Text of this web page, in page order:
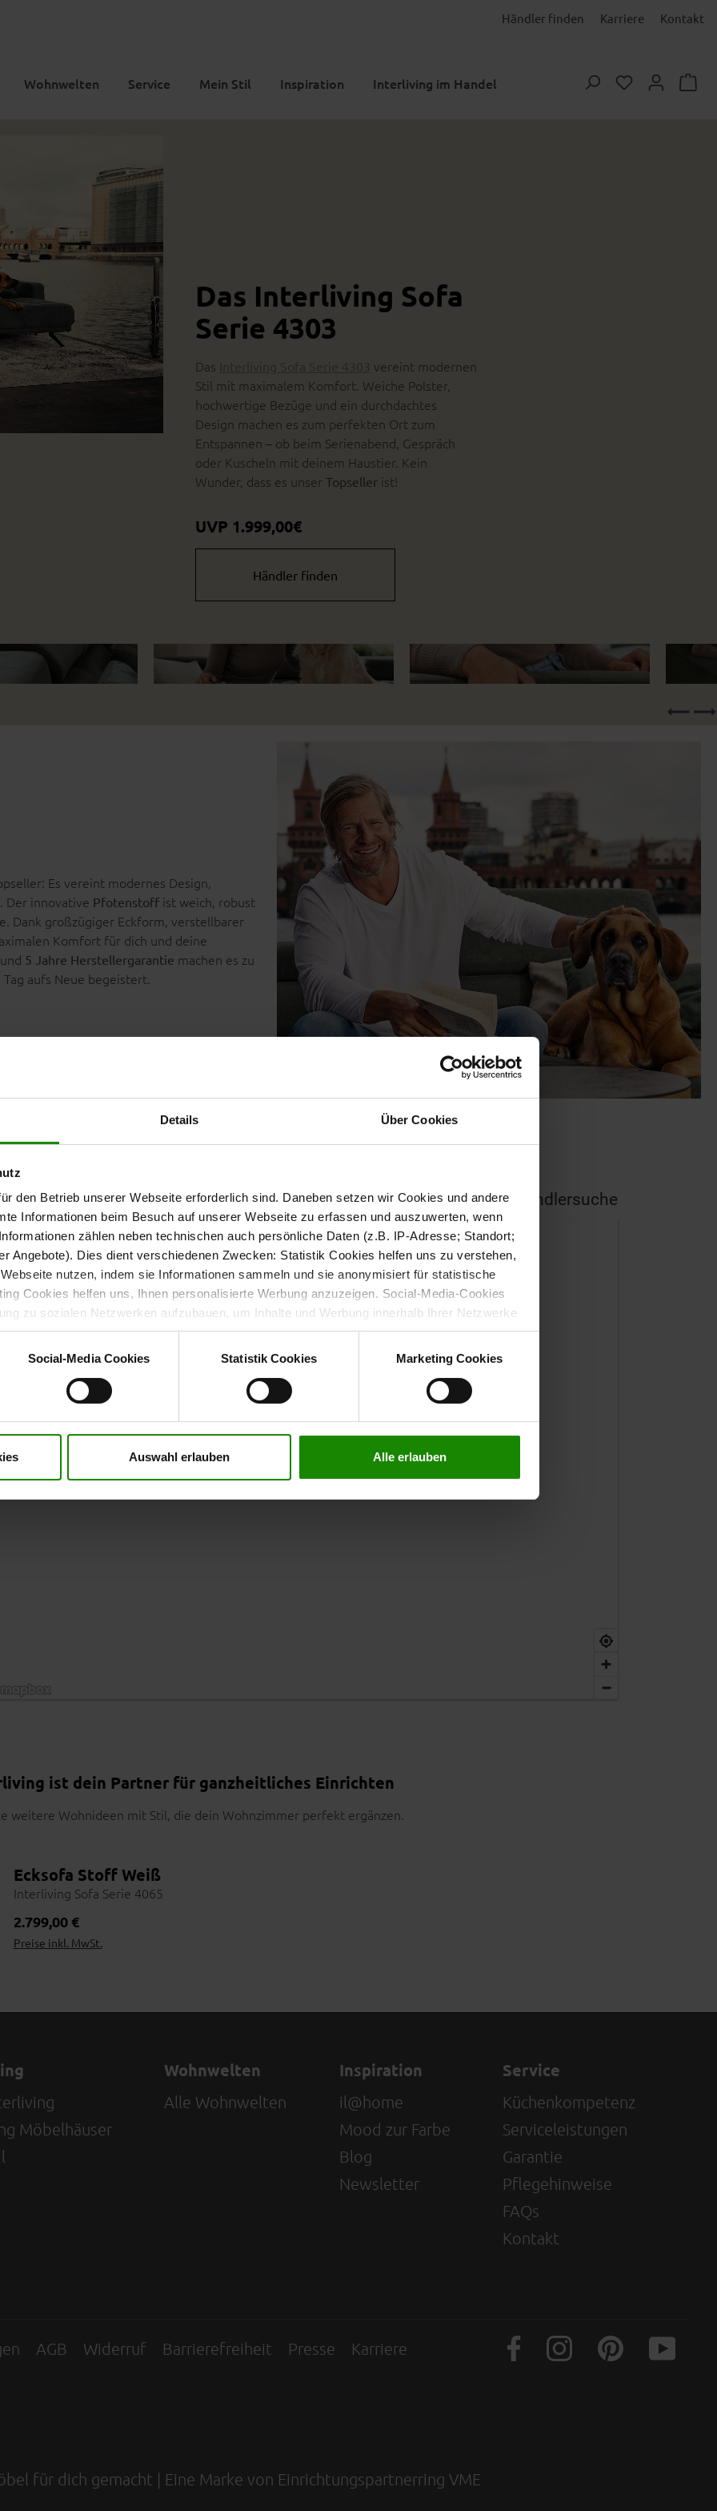
Details Über Cookies
den Betrieb unserer Webseite erforderlich sind. Daneben setzen wir Cookies und andere
Informationen beim Besuch auf unserer Webseite zu erfassen und auszuwerten, wenn
zählen neben technischen auch persönliche Daten (z.B. IP-Adresse; Standort;
Angebote). Dies dient verschiedenen Zwecken: Statistik Cookies helfen uns zu verstehen,
nutzen, indem sie Informationen sammeln und sie anonymisiert für statistische
Cookies helfen uns, Ihnen personalisierte Werbung anzuzeigen. Social-Media-Cookies
zu sozialen Netzwerken aufzubauen, um Inhalte und Werbung innerhalb Ihrer Netzwerke
welche Kategorien sie neben den notwendigen Cookies zulassen möchten.
Sie nur notwendige Cookies zulassen wollen, oder auf „ Einverstanden
“, wenn Sie mit
Wirkung für die Zukunft widerrufen. Für weitere Informationen lesen Sie bitte unsere
Social-Media Cookies Statistik Cookies Marketing Cookies
Auswahl erlauben Alle erlauben
Händler finden Karriere Kontakt
Wohnwelten Service Mein Stil Inspiration Interliving im Handel Du hast 0
Das Interliving Sofa
Serie 4303
Das
vereint modernen
Stil mit maximalem Komfort. Weiche Polster,
hochwertige Bezüge und ein durchdachtes
Design machen es zum perfekten Ort zum
Entspannen – ob beim Serienabend, Gespräch
oder Kuscheln mit deinem Haustier. Kein
Wunder, dass es unser Topseller ist!
UVP 1.999,00€
Händler finden
Es vereint modernes Design,
Der innovative Pfotenstoff ist weich, robust
Dank großzügiger Eckform, verstellbarer
Komfort für dich und deine
5 Jahre Herstellergarantie machen es zu
aufs Neue begeistert.
das Interliving Sofa Serie 4303 in deiner Nähe!
Händlersuche
ist dein Partner für ganzheitliches Einrichten
weitere Wohnideen mit Stil, die dein Wohnzimmer perfekt ergänzen.
Metallgestell
Ecksofa Stoff Weiß
Interliving Sofa Serie 4065
Regulärer Preis:
2.799,00 €
Preise inkl. MwSt.
Möbelhäuser
Wohnwelten
Alle Wohnwelten
Inspiration
il@home
Mood zur Farbe
Blog
Newsletter
Service
Küchenkompetenz
Serviceleistungen
Garantie
Pflegehinweise
FAQs
Kontakt
AGB Widerruf Barrierefreiheit Presse Karriere
für dich gemacht | Eine Marke von Einrichtungspartnerring VME